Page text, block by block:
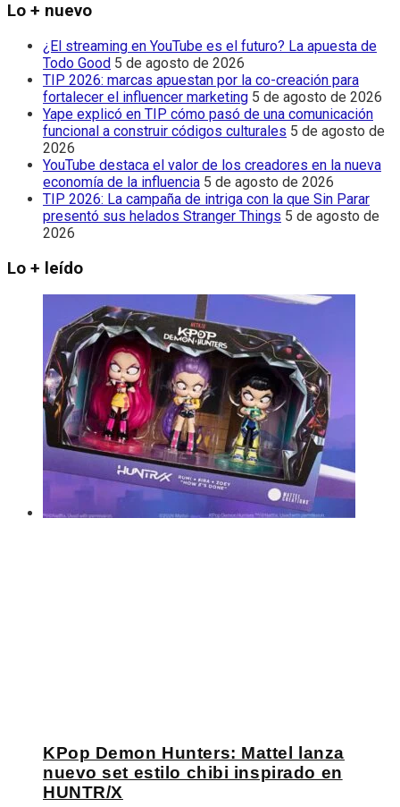
Lo + nuevo
¿El streaming en YouTube es el futuro? La apuesta de
Todo Good 5 de agosto de 2026
TIP 2026: marcas apuestan por la co-creación para
fortalecer el influencer marketing 5 de agosto de 2026
Yape explicó en TIP cómo pasó de una comunicación
funcional a construir códigos culturales 5 de agosto de
2026
YouTube destaca el valor de los creadores en la nueva
economía de la influencia 5 de agosto de 2026
TIP 2026: La campaña de intriga con la que Sin Parar
presentó sus helados Stranger Things 5 de agosto de
2026
Lo + leído
KPop Demon Hunters: Mattel lanza
nuevo set estilo chibi inspirado en
HUNTR/X